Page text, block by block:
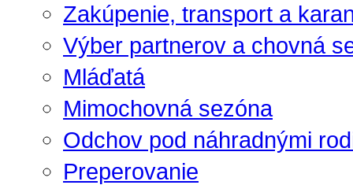
Zakúpenie, transport a
Výber partnerov a chovná
Mláďatá
Mimochovná sezóna
Odchov pod náhradnými
Preperovanie